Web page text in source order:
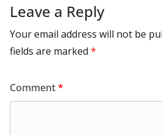
Leave a Reply
Your email address will not be
fields are marked *
Comment*